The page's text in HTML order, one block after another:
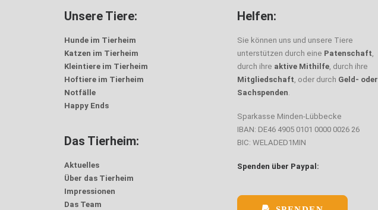
Unsere Tiere:
Hunde im Tierheim
Katzen im Tierheim
Kleintiere im Tierheim
Hoftiere im Tierheim
Notfälle
Happy Ends
Das Tierheim:
Aktuelles
Über das Tierheim
Impressionen
Das Team
Helfen:
Sie können uns und unsere Tiere
unterstützen durch eine Patenschaft,
durch ihre aktive Mithilfe, durch ihre
Mitgliedschaft, oder durch Geld- oder
Sachspenden.
Sparkasse Minden-Lübbecke
IBAN: DE46 4905 0101 0000 0026 26
BIC: WELADED1MIN
Spenden über Paypal: